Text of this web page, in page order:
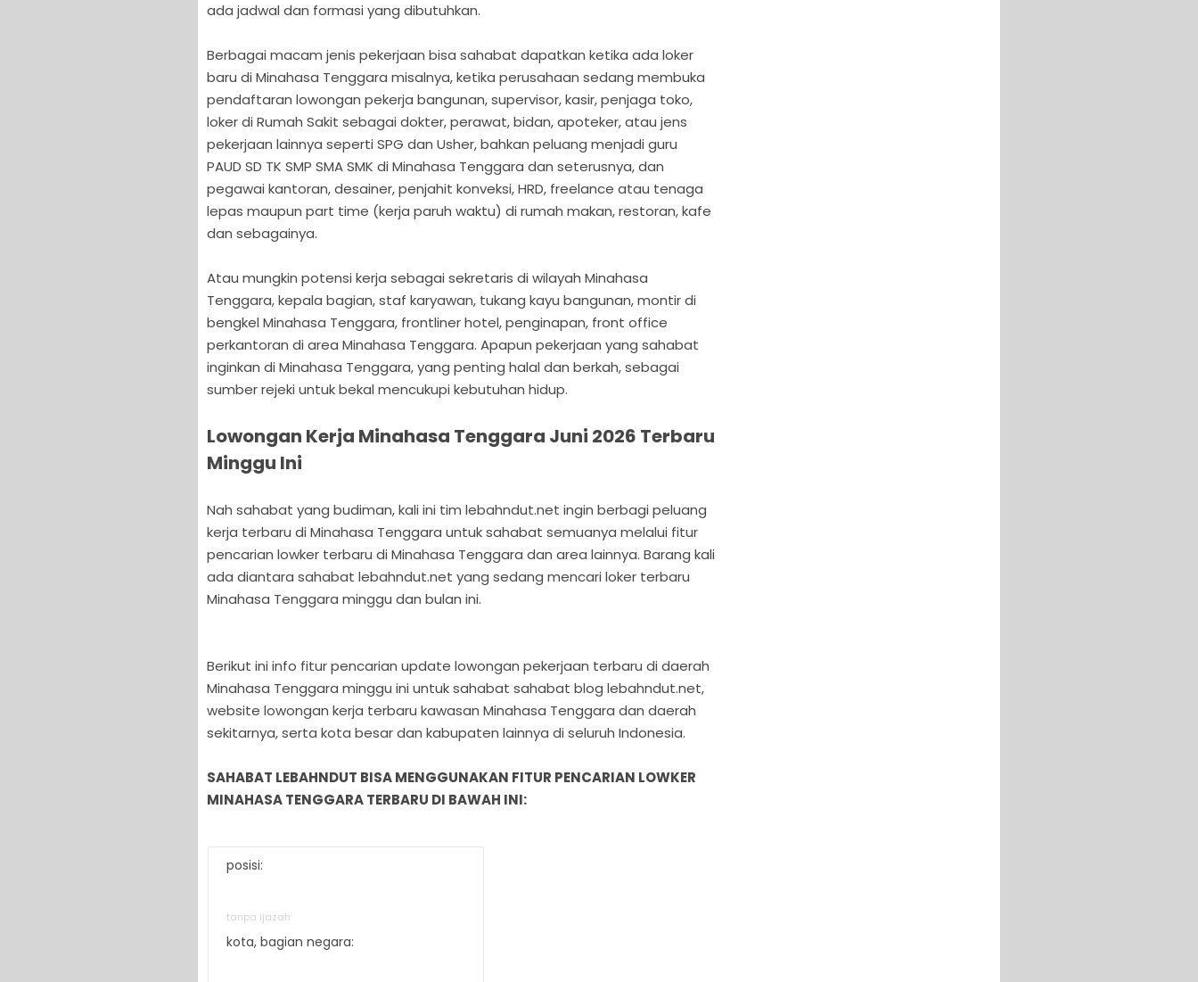
ada jadwal dan formasi yang dibutuhkan.
Berbagai macam jenis pekerjaan bisa sahabat dapatkan ketika ada loker
baru di Minahasa Tenggara misalnya, ketika perusahaan sedang membuka
pendaftaran lowongan pekerja bangunan, supervisor, kasir, penjaga toko,
loker di Rumah Sakit sebagai dokter, perawat, bidan, apoteker, atau jens
pekerjaan lainnya seperti SPG dan Usher, bahkan peluang menjadi guru
PAUD SD TK SMP SMA SMK di Minahasa Tenggara dan seterusnya, dan
pegawai kantoran, desainer, penjahit konveksi, HRD, freelance atau tenaga
lepas maupun part time (kerja paruh waktu) di rumah makan, restoran, kafe
dan sebagainya.
Atau mungkin potensi kerja sebagai sekretaris di wilayah Minahasa
Tenggara, kepala bagian, staf karyawan, tukang kayu bangunan, montir di
bengkel Minahasa Tenggara, frontliner hotel, penginapan, front office
perkantoran di area Minahasa Tenggara. Apapun pekerjaan yang sahabat
inginkan di Minahasa Tenggara, yang penting halal dan berkah, sebagai
sumber rejeki untuk bekal mencukupi kebutuhan hidup.
Lowongan Kerja Minahasa Tenggara Juni 2026 Terbaru
Minggu Ini
Nah sahabat yang budiman, kali ini tim lebahndut.net ingin berbagi peluang
kerja terbaru di Minahasa Tenggara untuk sahabat semuanya melalui fitur
pencarian lowker terbaru di Minahasa Tenggara dan area lainnya. Barang kali
ada diantara sahabat lebahndut.net yang sedang mencari loker terbaru
Minahasa Tenggara minggu dan bulan ini.
Berikut ini info fitur pencarian update lowongan pekerjaan terbaru di daerah
Minahasa Tenggara minggu ini untuk sahabat sahabat blog lebahndut.net,
website lowongan kerja terbaru kawasan Minahasa Tenggara dan daerah
sekitarnya, serta kota besar dan kabupaten lainnya di seluruh Indonesia.
SAHABAT LEBAHNDUT BISA MENGGUNAKAN FITUR PENCARIAN LOWKER
MINAHASA TENGGARA TERBARU DI BAWAH INI:
posisi:
tanpa ijazah
kota, bagian negara: